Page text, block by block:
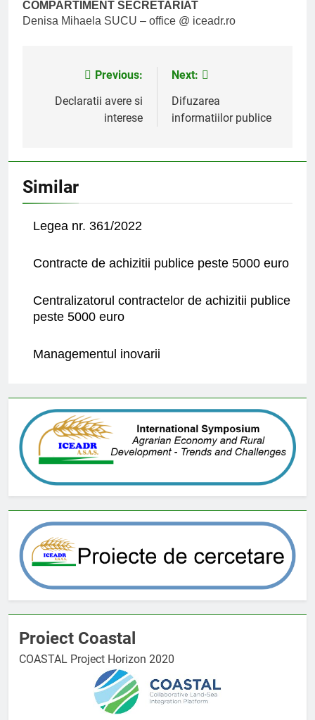
COMPARTIMENT SECRETARIAT
Denisa Mihaela SUCU – office @ iceadr.ro
navigation
Previous:
Declaratii avere si
interese
Next:
Difuzarea
informatiilor publice
Similar
Legea nr. 361/2022
Contracte de achizitii publice peste 5000 euro
Centralizatorul contractelor de achizitii publice
peste 5000 euro
Managementul inovarii
Proiect Coastal
COASTAL Project Horizon 2020